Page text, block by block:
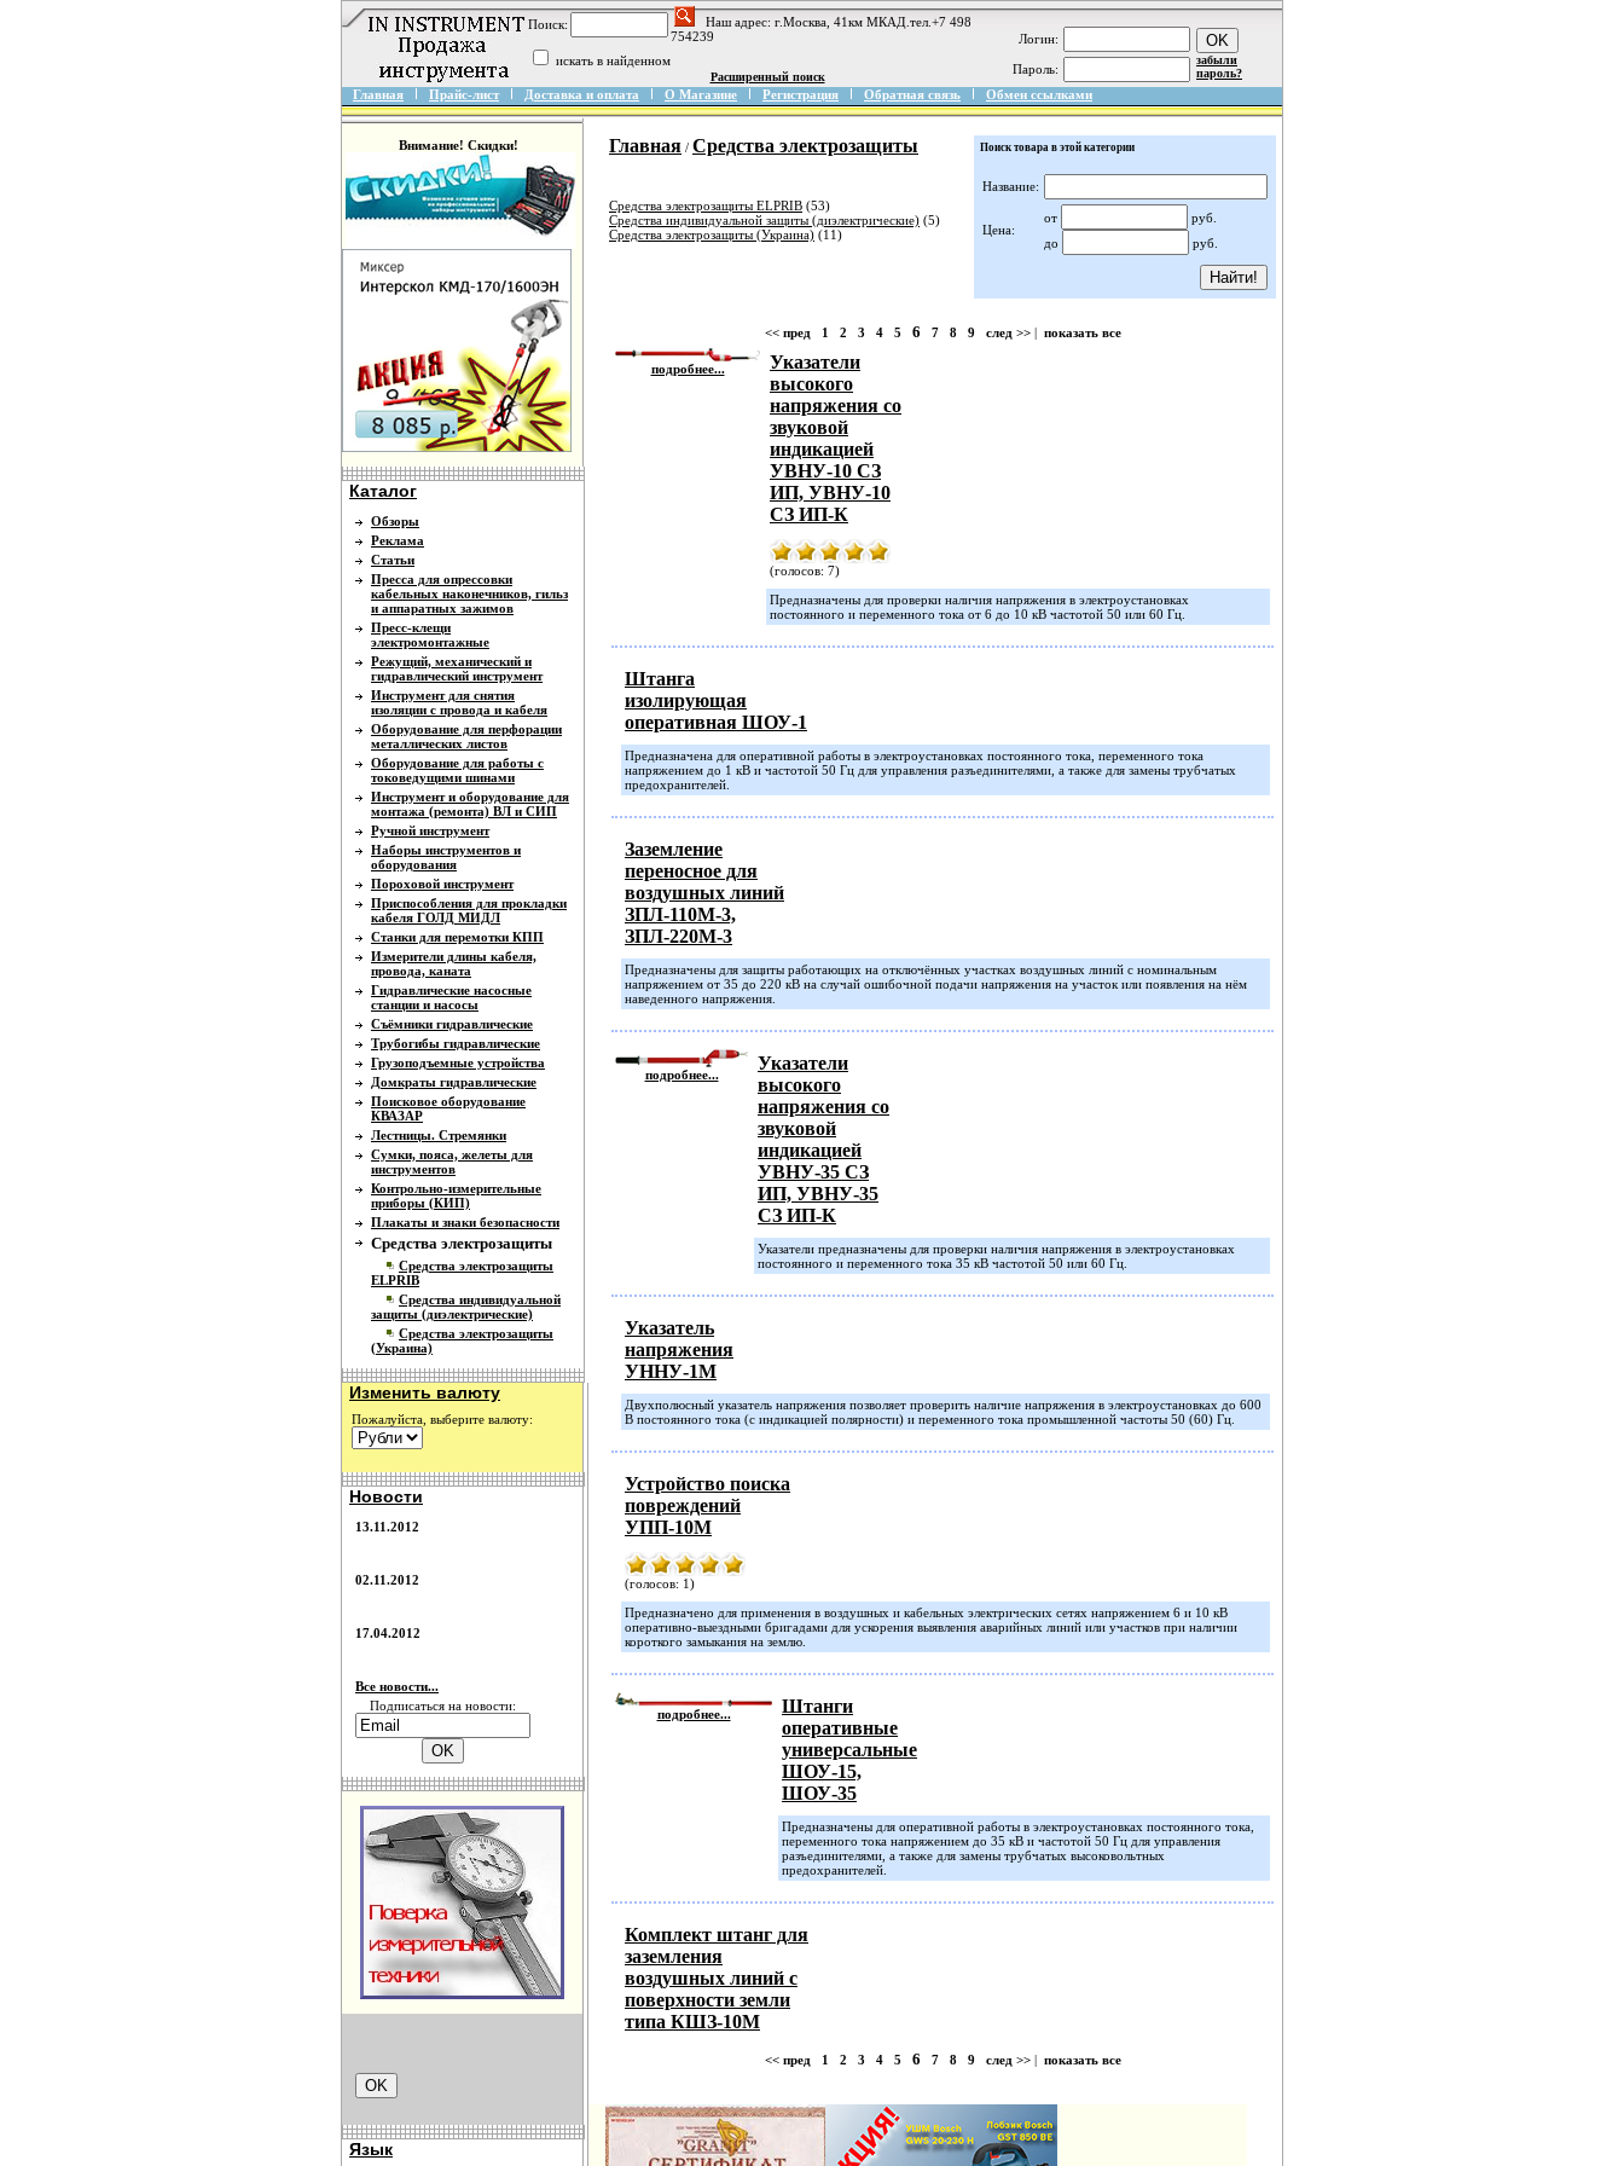
Поиск:
Наш адрес: г.Москва, 41км МКАД.тел.+7 498
754239
искать в найденном
Расширенный поиск
Логин:
Пароль:
забыли
пароль?
Главная Прайс-лист Доставка и оплата О Магазине Регистрация Обратная связь Обмен ссылками
Внимание! Скидки!
Каталог
Обзоры
Реклама
Статьи
Пресса для опрессовки
кабельных наконечников, гильз
и аппаратных зажимов
Пресс-клещи
электромонтажные
Режущий, механический и
гидравлический инструмент
Инструмент для снятия
изоляции с провода и кабеля
Оборудование для перфорации
металлических листов
Оборудование для работы с
токоведущими шинами
Инструмент и оборудование для
монтажа (ремонта) ВЛ и СИП
Ручной инструмент
Наборы инструментов и
оборудования
Пороховой инструмент
Приспособления для прокладки
кабеля ГОЛД МИДЛ
Станки для перемотки КПП
Измерители длины кабеля,
провода, каната
Гидравлические насосные
станции и насосы
Съёмники гидравлические
Трубогибы гидравлические
Грузоподъемные устройства
Домкраты гидравлические
Поисковое оборудование
КВАЗАР
Лестницы. Стремянки
Сумки, пояса, желеты для
инструментов
Контрольно-измерительные
приборы (КИП)
Плакаты и знаки безопасности
Средства электрозащиты
Средства электрозащиты
ELPRIB
Средства индивидуальной
защиты (диэлектрические)
Средства электрозащиты
(Украина)
Изменить валюту
Пожалуйста, выберите валюту:
Новости
13.11.2012
02.11.2012
17.04.2012
Все новости...
Подписаться на новости:
Язык
Главная / Средства электрозащиты Поиск товара в этой категории
Название:
Цена:
от
руб.
до
руб.
Средства электрозащиты ELPRIB (53)
Средства индивидуальной защиты (диэлектрические) (5)
Средства электрозащиты (Украина) (11)
<< пред 1 2 3 4 5 6 7 8 9 след >>| показать все
подробнее...
Указатели
высокого
напряжения со
звуковой
индикацией
УВНУ-10 СЗ
ИП, УВНУ-10
СЗ ИП-К
(голосов: 7)
Предназначены для проверки наличия напряжения в электроустановках
постоянного и переменного тока от 6 до 10 кВ частотой 50 или 60 Гц.
Штанга
изолирующая
оперативная ШОУ-1
Предназначена для оперативной работы в электроустановках постоянного тока, переменного тока
напряжением до 1 кВ и частотой 50 Гц для управления разъединителями, а также для замены трубчатых
предохранителей.
Заземление
переносное для
воздушных линий
ЗПЛ-110М-3,
ЗПЛ-220М-3
Предназначены для защиты работающих на отключённых участках воздушных линий с номинальным
напряжением от 35 до 220 кВ на случай ошибочной подачи напряжения на участок или появления на нём
наведенного напряжения.
подробнее...
Указатели
высокого
напряжения со
звуковой
индикацией
УВНУ-35 СЗ
ИП, УВНУ-35
СЗ ИП-К
Указатели предназначены для проверки наличия напряжения в электроустановках
постоянного и переменного тока 35 кВ частотой 50 или 60 Гц.
Указатель
напряжения
УННУ-1М
Двухполюсный указатель напряжения позволяет проверить наличие напряжения в электроустановках до 600
В постоянного тока (с индикацией полярности) и переменного тока промышленной частоты 50 (60) Гц.
Устройство поиска
повреждений
УПП-10М
(голосов: 1)
Предназначено для применения в воздушных и кабельных электрических сетях напряжением 6 и 10 кВ
оперативно-выездными бригадами для ускорения выявления аварийных линий или участков при наличии
короткого замыкания на землю.
подробнее...
Штанги
оперативные
универсальные
ШОУ-15,
ШОУ-35
Предназначены для оперативной работы в электроустановках постоянного тока,
переменного тока напряжением до 35 кВ и частотой 50 Гц для управления
разъединителями, а также для замены трубчатых высоковольтных
предохранителей.
Комплект штанг для
заземления
воздушных линий с
поверхности земли
типа КШЗ-10М
<< пред 1 2 3 4 5 6 7 8 9 след >>| показать все